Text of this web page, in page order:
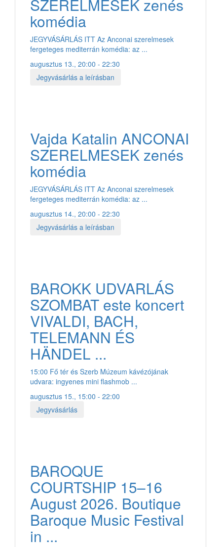
SZERELMESEK zenés
komédia
JEGYVÁSÁRLÁS ITT Az Anconai szerelmesek
fergeteges mediterrán komédia: az ...
augusztus 13., 20:00 - 22:30
Jegyvásárlás a leírásban
Vajda Katalin ANCONAI
SZERELMESEK zenés
komédia
JEGYVÁSÁRLÁS ITT Az Anconai szerelmesek
fergeteges mediterrán komédia: az ...
augusztus 14., 20:00 - 22:30
Jegyvásárlás a leírásban
BAROKK UDVARLÁS
SZOMBAT este koncert
VIVALDI, BACH,
TELEMANN ÉS
HÄNDEL ...
15:00 Fő tér és Szerb Múzeum kávézójának
udvara: ingyenes mini flashmob ...
augusztus 15., 15:00 - 22:00
Jegyvásárlás
BAROQUE
COURTSHIP 15–16
August 2026. Boutique
Baroque Music Festival
in ...